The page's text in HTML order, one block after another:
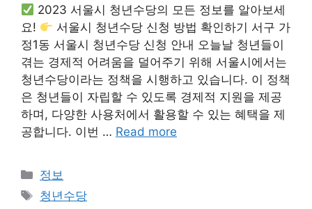
2023 서울시 청년수당의 모든 정보를 알아보세
요!
서울시 청년수당 신청 방법 확인하기 서구 가
정1동 서울시 청년수당 신청 안내 오늘날 청년들이
겪는 경제적 어려움을 덜어주기 위해 서울시에서는
청년수당이라는 정책을 시행하고 있습니다. 이 정책
은 청년들이 자립할 수 있도록 경제적 지원을 제공
하며, 다양한 사용처에서 활용할 수 있는 혜택을 제
공합니다. 이번 … Read more
카
테
정보
태
청년수당